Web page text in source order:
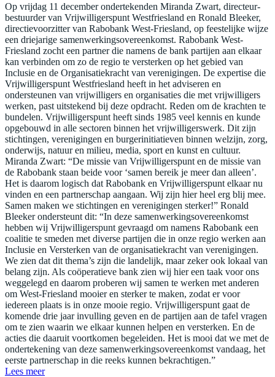
Op vrijdag 11 december ondertekenden Miranda Zwart, directeur-
bestuurder van Vrijwilligerspunt Westfriesland en Ronald Bleeker,
directievoorzitter van Rabobank West-Friesland, op feestelijke wijze
een driejarige samenwerkingsovereenkomst. Rabobank West-
Friesland zocht een partner die namens de bank partijen aan elkaar
kan verbinden om zo de regio te versterken op het gebied van
Inclusie en de Organisatiekracht van verenigingen. De expertise die
Vrijwilligerspunt Westfriesland heeft in het adviseren en
ondersteunen van vrijwilligers en organisaties die met vrijwilligers
werken, past uitstekend bij deze opdracht. Reden om de krachten te
bundelen. Vrijwilligerspunt heeft sinds 1985 veel kennis en kunde
opgebouwd in alle sectoren binnen het vrijwilligerswerk. Dit zijn
stichtingen, verenigingen en burgerinitiatieven binnen welzijn, zorg,
onderwijs, natuur en milieu, media, sport en kunst en cultuur.
Miranda Zwart: “De missie van Vrijwilligerspunt en de missie van
de Rabobank staan beide voor ‘samen bereik je meer dan alleen’.
Het is daarom logisch dat Rabobank en Vrijwilligerspunt elkaar nu
vinden en een partnerschap aangaan. Wij zijn hier heel erg blij mee.
Samen maken we stichtingen en verenigingen sterker!” Ronald
Bleeker ondersteunt dit: “In deze samenwerkingsovereenkomst
hebben wij Vrijwilligerspunt gevraagd om namens Rabobank een
coalitie te smeden met diverse partijen die in onze regio werken aan
Inclusie en Versterken van de organisatiekracht van verenigingen.
We zien dat dit thema’s zijn die landelijk, maar zeker ook lokaal van
belang zijn. Als coöperatieve bank zien wij hier een taak voor ons
weggelegd en daarom proberen wij samen te werken met anderen
om West-Friesland mooier en sterker te maken, zodat er voor
iedereen plaats is in onze mooie regio. Vrijwilligerspunt gaat de
komende drie jaar invulling geven en de partijen aan de tafel vragen
om te zien waarin we elkaar kunnen helpen en versterken. En de
acties die daaruit voortkomen begeleiden. Het is mooi dat we met de
ondertekening van deze samenwerkingsovereenkomst vandaag, het
eerste partnerschap in die reeks kunnen bekrachtigen.”
Lees meer